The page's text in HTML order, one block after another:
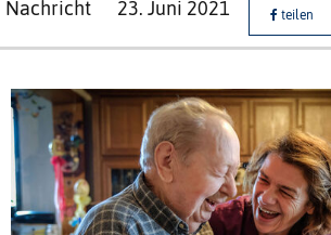
Nachricht 23. Juni 2021 teilen